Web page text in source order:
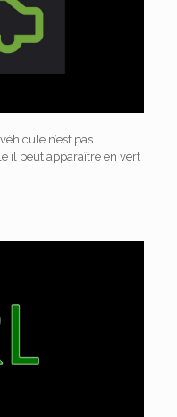
n’est pas
il peut apparaître en vert